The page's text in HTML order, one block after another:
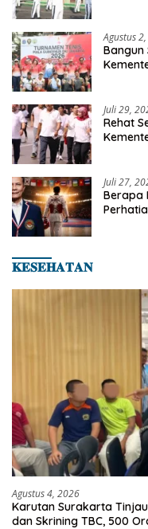
Agustus
Bangun
Juli 29,
Rehat
Juli 27,
Berapa
𝐊𝐄𝐒𝐄𝐇𝐀𝐓𝐀𝐍
Agustus 4, 2026
Karutan Surakarta
dan Skrining TBC, 500